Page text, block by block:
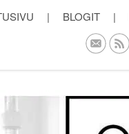
| BLOGIT |